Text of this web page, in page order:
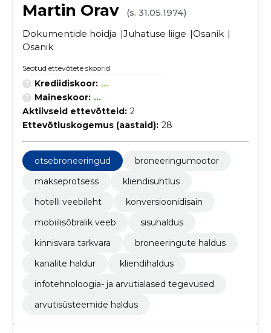
Martin Orav
(s. 31.05.1974)
Dokumentide hoidja
Juhatuse liige
Osanik
Osanik
Seotud ettevõtete skoorid
Krediidiskoor: ...
Maineskoor: ...
Aktiivseid ettevõtteid: 2
Ettevõtluskogemus (aastaid): 28
otsebroneeringud
broneeringumootor
makseprotsess
kliendisuhtlus
hotelli veebileht
konversioonidisain
mobiilisõbralik veeb
sisuhaldus
kinnisvara tarkvara
broneeringute haldus
kanalite haldur
kliendihaldus
infotehnoloogia- ja arvutialased tegevused
arvutisüsteemide haldus